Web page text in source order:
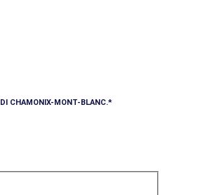
DI CHAMONIX-MONT-BLANC.